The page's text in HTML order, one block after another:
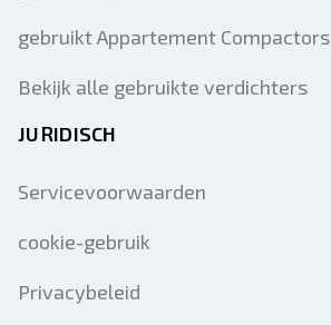
gebruikt Appartement Compactors
Bekijk alle gebruikte verdichters
JURIDISCH
Servicevoorwaarden
cookie-gebruik
Privacybeleid